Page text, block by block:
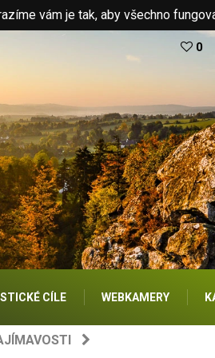
vám je tak, aby všechno
0
CÍLE WEBKAMERY